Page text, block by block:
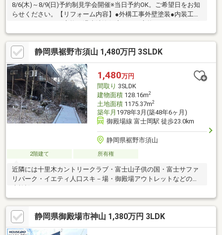
8/6(木)～8/9(日)予約制見学会開催※当日予約OK。ご希望日をお知
らせください。【リフォーム内容】●外構工事外壁塗装●内装工事
上張り、クロス張替え、クッションフロア張替え、建具交換、ク
ローゼット交換、シューズボックス交換、給湯器交換、インター
ホン設置、火災警報器設置、照明LED交換【おすすめポイン
ト】・シロアリ防除工事施工後5年間保証・新品の照明器具設置済
なので入居後にすぐに生活が始められます【周辺施設】・富士岡
小学校400ｍ（徒歩5分）・富士岡中学校1700ｍ（徒歩22分）・マ
ックスバリ
静岡県裾野市須山 1,480万円 3SLDK
1,480万円
間取り 3SLDK
建物面積128.16m2
土地面積1175.37m2
築年月 1978年3月(築48年6ヶ月)
御殿場線 富士岡駅 徒歩23.0km
静岡県裾野市須山
2階建て 所有権
近隣には十里木カントリークラブ・富士山子供の国・富士サファ
リパーク・イエティ人口スキ－場・御殿場アウトレットなどの観
静岡県御殿場市神山 1,380万円 3LDK